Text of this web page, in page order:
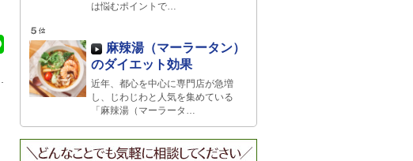
は悩むポイントで…
麻辣湯（マーラータン）
のダイエット効果
近年、都心を中心に専門店が急増
し、じわじわと人気を集めている
「麻辣湯（マーラータ…